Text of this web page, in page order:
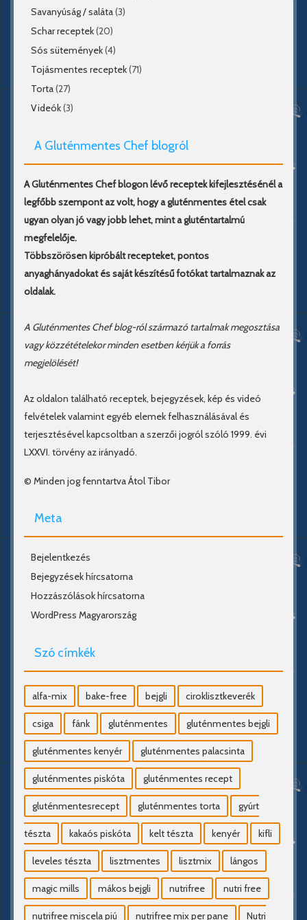
Savanyúság / saláta(3)
Schar receptek(20)
Sós sütemények(4)
Tojásmentes receptek(71)
Torta(27)
Videók(3)
A Gluténmentes Chef blogról
A Gluténmentes Chef blogon lévő receptek kifejlesztésénél a
legfőbb szempont az volt, hogy a gluténmentes étel csak
ugyan olyan jó vagy jobb lehet, mint a gluténtartalmú
megfelelője.
Többszörösen kipróbált recepteket, pontos
anyaghányadokat és saját készítésű fotókat tartalmaznak az
oldalak.
A Gluténmentes Chef blog-ról származó tartalmak megosztása
vagy közzétételekor minden esetben kérjük a forrás
megjelölését!
Az oldalon található receptek, bejegyzések, kép és videó
felvételek valamint egyéb elemek felhasználásával és
terjesztésével kapcsoltban a szerzői jogról szóló 1999. évi
LXXVI. törvény az irányadó.
© Minden jog fenntartva Átol Tibor
Meta
Bejelentkezés
Bejegyzések hírcsatorna
Hozzászólások hírcsatorna
WordPress Magyarország
Szó címkék
alfa-mix bake-free bejgli ciroklisztkeverék
csiga fánk gluténmentes gluténmentes bejgli
gluténmentes kenyér gluténmentes palacsinta
gluténmentes piskóta gluténmentes recept
gluténmentesrecept gluténmentes torta gyúrt
tészta kakaós piskóta kelt tészta kenyér kifli
leveles tészta lisztmentes lisztmix lángos
magic mills mákos bejgli nutrifree nutri free
nutrifree miscela piú nutrifree mix per pane Nutri